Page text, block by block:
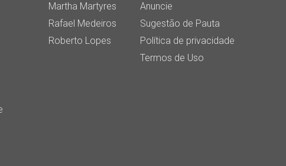
Martha Martyres
Rafael Medeiros
Roberto Lopes
Anuncie
Sugestão de Pauta
Política de privacidade
Termos de Uso